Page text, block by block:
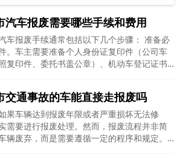
汽车报废需要哪些手续和费用
报废手续通常包括以下几个步骤： 准备必
。车主需要准备个人身份证复印件（公司车
复印件、委托书盖公章）、机动车登记证书
车款 平台将车辆拖至报废公司拆解
上传公安系统审核 出具报废回收证明、
注销证明 邮寄或发电子档给车主 报废完成
交通事故的车能直接走报废吗
果车辆达到报废年限或者严重损坏无法修
需要进行报废处理。然而，报废流程并非简
辆废弃，而是需要遵循一定的程序和规定。